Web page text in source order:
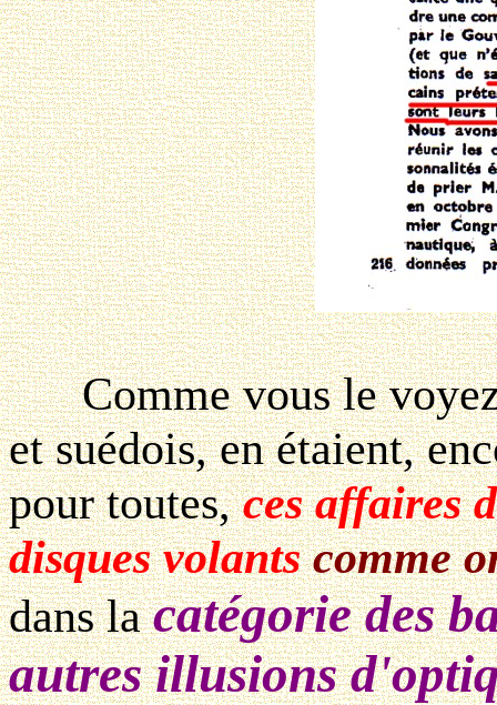
Comme vous le voyez,
et suédois, en étaient,
pour toutes,ces affaires
disques volantscomme
dans lacatégorie des
autres illusions